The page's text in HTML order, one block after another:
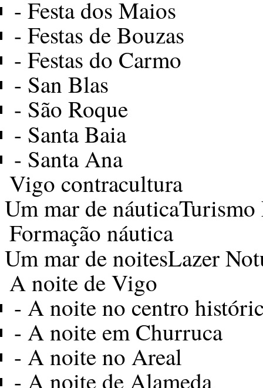
- Festa dos Maios
- Festas de Bouzas
- Festas do Carmo
- San Blas
- São Roque
- Santa Baia
- Santa Ana
Vigo contracultura
Um mar de náutica
Formação náutica
Um mar de noitesLazer
A noite de Vigo
- A noite no centro
- A noite em Churruca
- A noite no Areal
- A noite de Alameda